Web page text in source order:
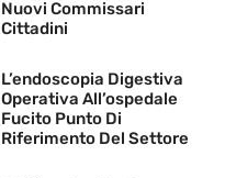
Nuovi Commissari
Cittadini
L’endoscopia Digestiva
Operativa All’ospedale
Fucito Punto Di
Riferimento Del Settore